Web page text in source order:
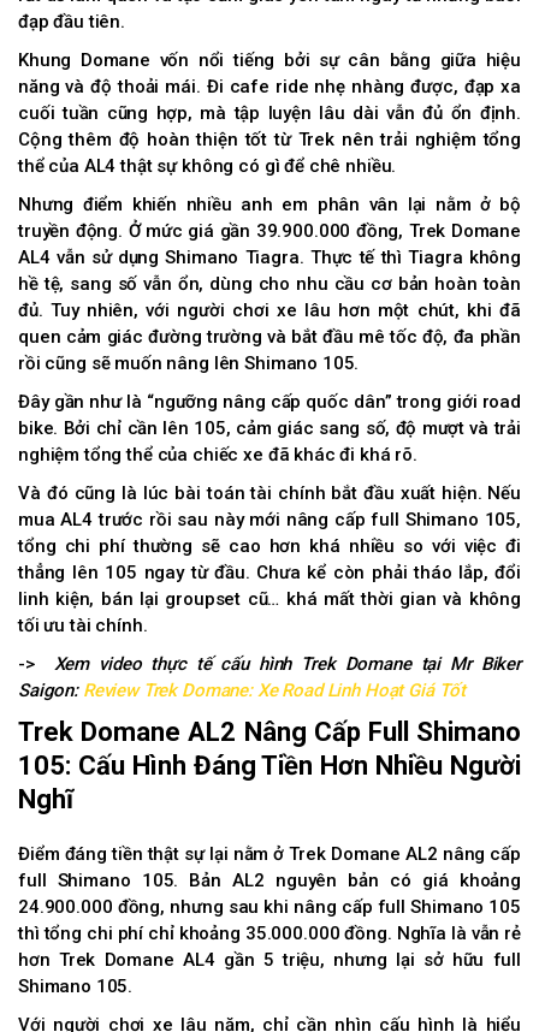
đạp đầu tiên.
Khung Domane vốn nổi tiếng bởi sự cân bằng giữa hiệu
năng và độ thoải mái. Đi cafe ride nhẹ nhàng được, đạp xa
cuối tuần cũng hợp, mà tập luyện lâu dài vẫn đủ ổn định.
Cộng thêm độ hoàn thiện tốt từ Trek nên trải nghiệm tổng
thể của AL4 thật sự không có gì để chê nhiều.
Nhưng điểm khiến nhiều anh em phân vân lại nằm ở bộ
truyền động. Ở mức giá gần 39.900.000 đồng, Trek Domane
AL4 vẫn sử dụng Shimano Tiagra. Thực tế thì Tiagra không
hề tệ, sang số vẫn ổn, dùng cho nhu cầu cơ bản hoàn toàn
đủ. Tuy nhiên, với người chơi xe lâu hơn một chút, khi đã
quen cảm giác đường trường và bắt đầu mê tốc độ, đa phần
rồi cũng sẽ muốn nâng lên Shimano 105.
Đây gần như là “ngưỡng nâng cấp quốc dân” trong giới road
bike. Bởi chỉ cần lên 105, cảm giác sang số, độ mượt và trải
nghiệm tổng thể của chiếc xe đã khác đi khá rõ.
Và đó cũng là lúc bài toán tài chính bắt đầu xuất hiện. Nếu
mua AL4 trước rồi sau này mới nâng cấp full Shimano 105,
tổng chi phí thường sẽ cao hơn khá nhiều so với việc đi
thẳng lên 105 ngay từ đầu. Chưa kể còn phải tháo lắp, đổi
linh kiện, bán lại groupset cũ… khá mất thời gian và không
tối ưu tài chính.
-> Xem video thực tế cấu hình Trek Domane tại Mr Biker
Saigon: Review Trek Domane: Xe Road Linh Hoạt Giá Tốt
Trek Domane AL2 Nâng Cấp Full Shimano
105: Cấu Hình Đáng Tiền Hơn Nhiều Người
Nghĩ
Điểm đáng tiền thật sự lại nằm ở Trek Domane AL2 nâng cấp
full Shimano 105. Bản AL2 nguyên bản có giá khoảng
24.900.000 đồng, nhưng sau khi nâng cấp full Shimano 105
thì tổng chi phí chỉ khoảng 35.000.000 đồng. Nghĩa là vẫn rẻ
hơn Trek Domane AL4 gần 5 triệu, nhưng lại sở hữu full
Shimano 105.
Với người chơi xe lâu năm, chỉ cần nhìn cấu hình là hiểu